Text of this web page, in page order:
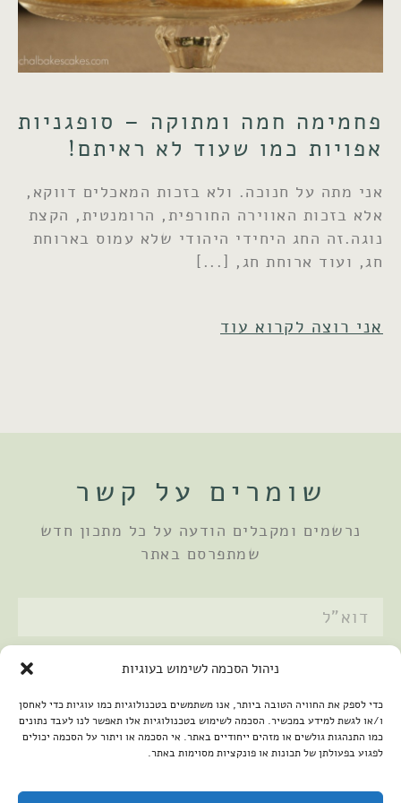
ניהול הסכמה לשימוש בעוגיות
כדי לספק את החוויה הטובה ביותר, אנו משתמשים בטכנולוגיות כמו עוגיות כדי לאחסן
ו/או לגשת למידע במכשיר. הסכמה לשימוש בטכנולוגיות אלו תאפשר לנו לעבד נתונים
כמו התנהגות גולשים או מזהים ייחודיים באתר. אי הסכמה או ויתור על הסכמה יכולים
לפגוע בפעולתן של תכונות או פונקציות מסוימות באתר.
פחמימה חמה ומתוקה – סופגניות
אפויות כמו שעוד לא ראיתם!
אני מתה על חנוכה. ולא בזכות המאכלים דווקא,
אלא בזכות האווירה החורפית, הרומנטית, הקצת
נוגה.זה החג היחידי היהודי שלא עמוס בארוחת
חג, ועוד ארוחת חג,
אני רוצה לקרוא עוד
שומרים על קשר
נרשמים ומקבלים הודעה על כל מתכון חדש
שמתפרסם באתר
אני מאשר/ת אתמדיניות הפרטיות
שלחתי